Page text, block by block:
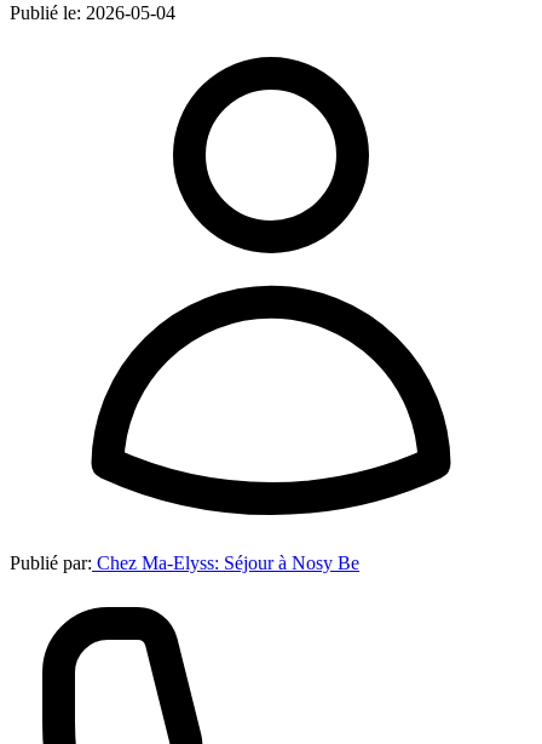
Publié le: 2026-05-04
Publié par: Chez Ma-Elyss: Séjour à Nosy Be